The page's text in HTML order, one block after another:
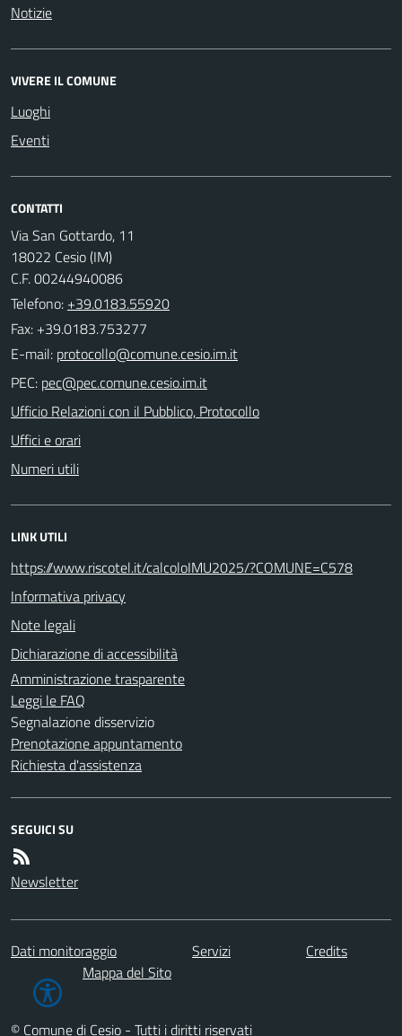
Notizie
VIVERE IL COMUNE
Luoghi
Eventi
CONTATTI
Via San Gottardo, 11
18022 Cesio (IM)
C.F. 00244940086
Telefono: +39.0183.55920
Fax: +39.0183.753277
E-mail:
PEC:
Ufficio Relazioni con il Pubblico, Protocollo
Uffici e orari
Numeri utili
LINK UTILI
https://www.riscotel.it/calcoloIMU2025/?COMUNE=C578
Informativa privacy
Note legali
Dichiarazione di accessibilità
Amministrazione trasparente
Leggi le FAQ
Segnalazione disservizio
Prenotazione appuntamento
Richiesta d'assistenza
SEGUICI SU
Newsletter
Dati monitoraggio Servizi
Credits
Mappa del Sito
© Comune di Cesio - Tutti i diritti riservati